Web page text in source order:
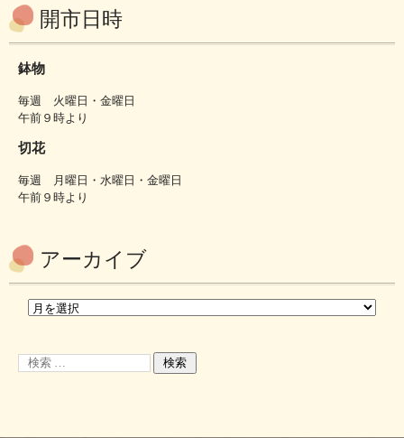
開市日時
鉢物
毎週 火曜日・金曜日
午前９時より
切花
毎週 月曜日・水曜日・金曜日
午前９時より
アーカイブ